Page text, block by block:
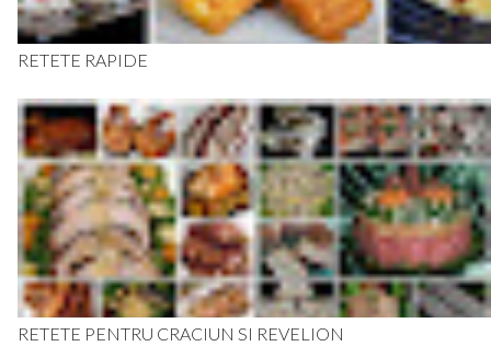
RETETE RAPIDE
RETETE PENTRU CRACIUN SI REVELION